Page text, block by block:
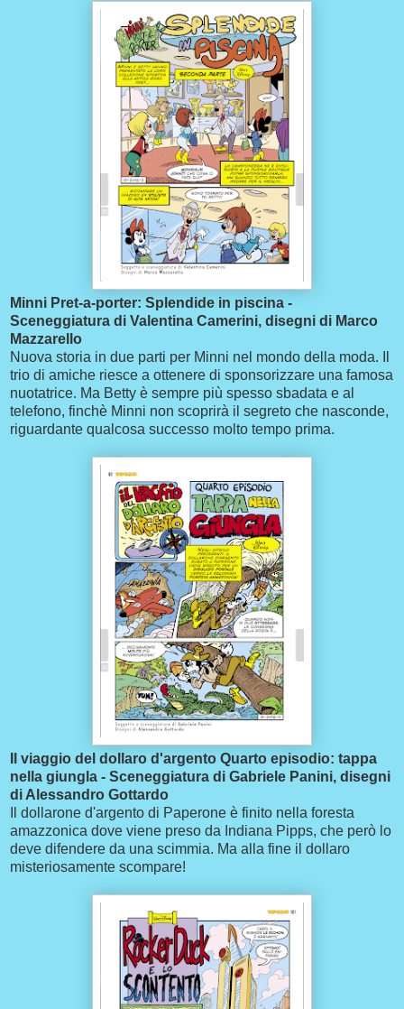
Minni Pret-a-porter: Splendide in piscina -
Sceneggiatura di Valentina Camerini, disegni di Marco
Mazzarello
Nuova storia in due parti per Minni nel mondo della moda. Il
trio di amiche riesce a ottenere di sponsorizzare una famosa
nuotatrice. Ma Betty è sempre più spesso sbadata e al
telefono, finchè Minni non scoprirà il segreto che nasconde,
riguardante qualcosa successo molto tempo prima.
Il viaggio del dollaro d'argento Quarto episodio: tappa
nella giungla - Sceneggiatura di Gabriele Panini, disegni
di Alessandro Gottardo
Il dollarone d'argento di Paperone è finito nella foresta
amazzonica dove viene preso da Indiana Pipps, che però lo
deve difendere da una scimmia. Ma alla fine il dollaro
misteriosamente scompare!